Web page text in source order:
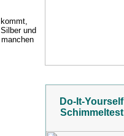
und
Do-It-Yourself
Schimmeltest